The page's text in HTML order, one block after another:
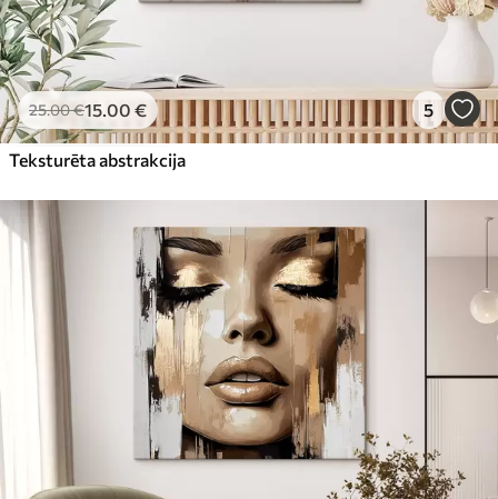
25.00€15.00 € 5
Teksturēta abstrakcija